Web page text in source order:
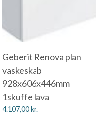
Geberit Renova plan
vaskeskab
928x606x446mm
1skuffe lava
4.107,00kr.